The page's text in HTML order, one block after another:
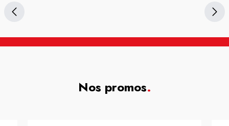
Nos promos.